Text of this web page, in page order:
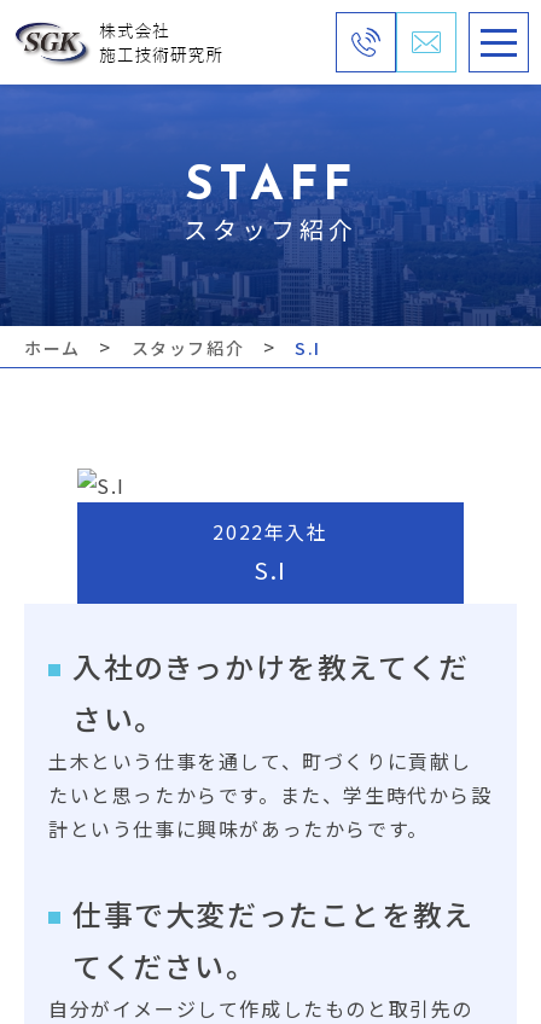
スタッフ紹介
STAFF
ホーム > スタッフ紹介 > S.I
S.I
2022年入社
入社のきっかけを教えてくだ
さい。
土木という仕事を通して、町づくりに貢献し
たいと思ったからです。また、学生時代から設
計という仕事に興味があったからです。
仕事で大変だったことを教え
てください。
自分がイメージして作成したものと取引先の